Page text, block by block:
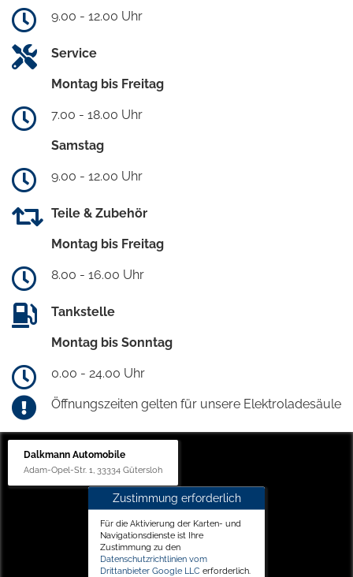
9.00 - 12.00 Uhr
Service
Montag bis Freitag
7.00 - 18.00 Uhr
Samstag
9.00 - 12.00 Uhr
Teile & Zubehör
Montag bis Freitag
8.00 - 16.00 Uhr
Tankstelle
Montag bis Sonntag
0.00 - 24.00 Uhr
Öffnungszeiten gelten für unsere Elektroladesäule
Dalkmann Automobile
Adam-Opel-Str. 1, 33334 Gütersloh
Zustimmung erforderlich
Für die Aktivierung der Karten- und
Navigationsdienste ist Ihre
Zustimmung zu den
Datenschutzrichtlinien vom
Drittanbieter Google LLC erforderlich.